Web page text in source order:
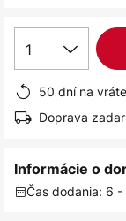
1
50 dní na
Doprava
Informácie o
Čas dodania: 6